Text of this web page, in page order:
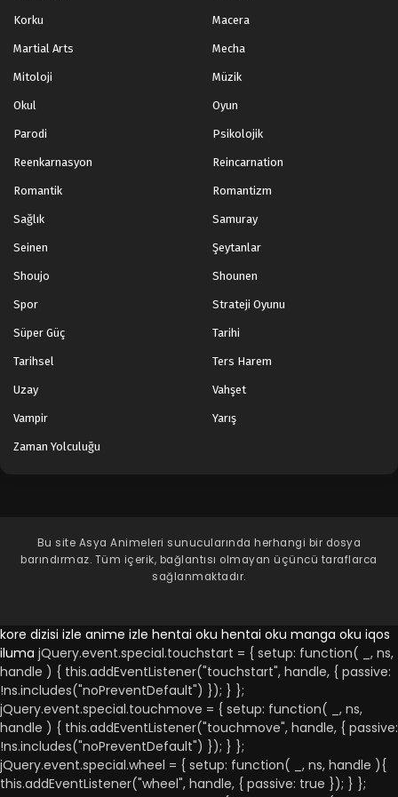
Korku Macera
Martial Arts Mecha
Mitoloji Müzik
Okul Oyun
Parodi Psikolojik
Reenkarnasyon Reincarnation
Romantik Romantizm
Sağlık Samuray
Seinen Şeytanlar
Shoujo Shounen
Spor Strateji Oyunu
Süper Güç Tarihi
Tarihsel Ters Harem
Uzay Vahşet
Vampir Yarış
Zaman Yolculuğu
Bu site Asya Animeleri sunucularında herhangi bir dosya
barındırmaz. Tüm içerik, bağlantısı olmayan üçüncü taraflarca
sağlanmaktadır.
kore dizisi izle anime izle hentai oku hentai oku manga oku iqos
iluma jQuery.event.special.touchstart = { setup: function( _, ns,
handle ) { this.addEventListener("touchstart", handle, { passive:
!ns.includes("noPreventDefault") }); } };
jQuery.event.special.touchmove = { setup: function( _, ns,
handle ) { this.addEventListener("touchmove", handle, { passive:
!ns.includes("noPreventDefault") }); } };
jQuery.event.special.wheel = { setup: function( _, ns, handle ){
this.addEventListener("wheel", handle, { passive: true }); } };